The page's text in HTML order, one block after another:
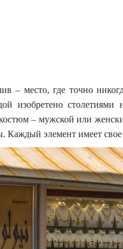
– место, где точно
изобретено
– мужской или
Каждый элемент имеет